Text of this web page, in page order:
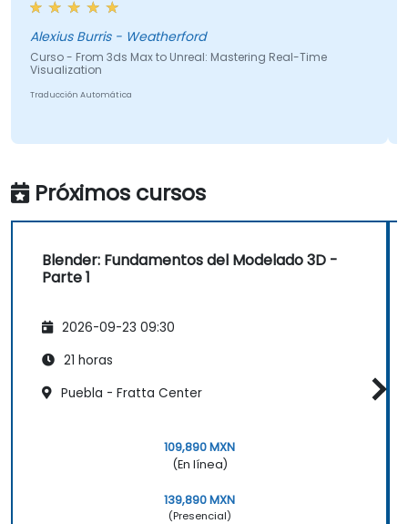
Alexius Burris - Weatherford
Curso - From 3ds Max to Unreal: Mastering Real-Time
Visualization
Traducción Automática
Próximos cursos
Blender: Fundamentos del Modelado 3D -
Parte 1
2026-09-23 09:30
21 horas
Puebla - Fratta Center
109,890 MXN
(En línea)
139,890 MXN
(Presencial)